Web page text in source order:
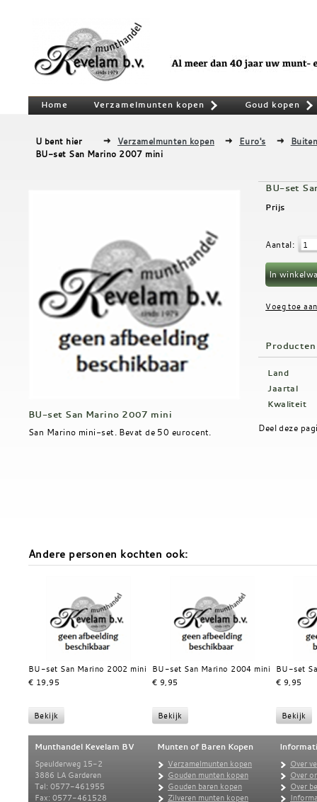
Home Verzamelmunten kopen Goud kopen
U bent hier Verzamelmunten kopen Euro's
BU-set San Marino 2007 mini
BU-set San Marino 2007 mini
San Marino mini-set. Bevat de 50 eurocent.
BU-set
Prijs
Aantal:
Land
Jaartal
Kwaliteit
Deel deze
Andere personen kochten ook:
BU-set San Marino 2002 mini
€ 19,95
BU-set San Marino 2004 mini
€ 9,95
BU-set
€ 9,95
Munthandel Kevelam BV
Speulderweg 15-2
3886 LA Garderen
Tel: 0577-461955
Fax: 0577-461528
Munten of Baren Kopen
Verzamelmunten kopen
Gouden munten kopen
Gouden baren kopen
Zilveren munten kopen
Over
Over
Over